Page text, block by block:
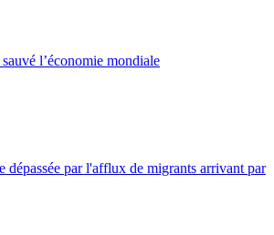
l’économie mondiale
dépassée par l'afflux de migrants arrivant par